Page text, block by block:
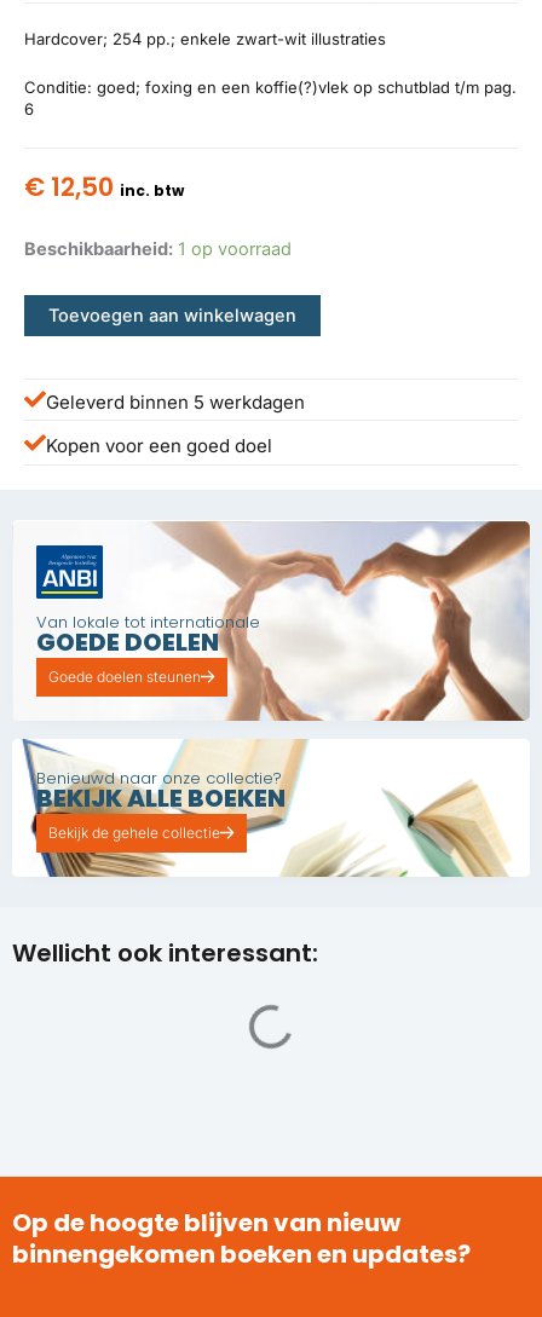
Hardcover; 254 pp.; enkele zwart-wit illustraties
Conditie: goed; foxing en een koffie(?)vlek op schutblad t/m pag.
6
€ 12,50 inc. btw
Beschikbaarheid: 1 op voorraad
Toevoegen aan winkelwagen
Geleverd binnen 5 werkdagen
Kopen voor een goed doel
Van lokale tot internationale
GOEDE DOELEN
Goede doelen steunen
Benieuwd naar onze collectie?
BEKIJK ALLE BOEKEN
Bekijk de gehele collectie
Wellicht ook interessant:
Op de hoogte blijven van nieuw
binnengekomen boeken en updates?